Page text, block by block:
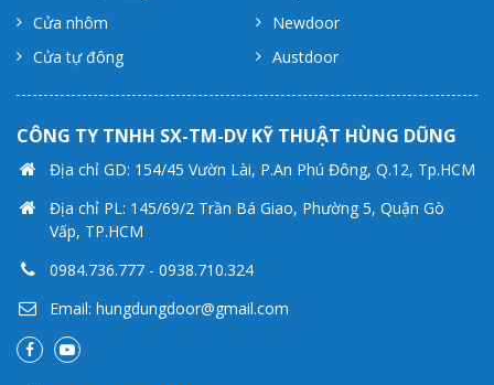
Cửa nhôm
Cửa tự đông
Newdoor
Austdoor
CÔNG TY TNHH SX-TM-DV KỸ THUẬT HÙNG DŨNG
Địa chỉ GD: 154/45 Vườn Lài, P.An Phú Đông, Q.12, Tp.HCM
Địa chỉ PL: 145/69/2 Trần Bá Giao, Phường 5, Quận Gò
Vấp, TP.HCM
0984.736.777 - 0938.710.324
Email: hungdungdoor@gmail.com